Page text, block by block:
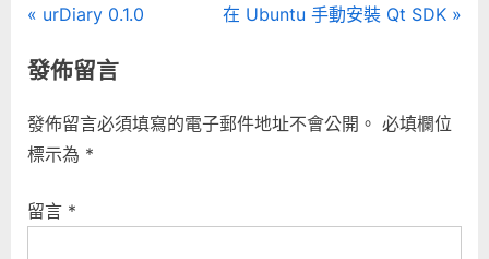
文
章
導
覽
P
e
i
o
s
urDiary 0.1.0
N
P
t
在 Ubuntu 手動安裝 Qt SDK
發佈留言
發佈留言必須填寫的電子郵件地址不會公開。 必填欄位
標示為 *
留言 *